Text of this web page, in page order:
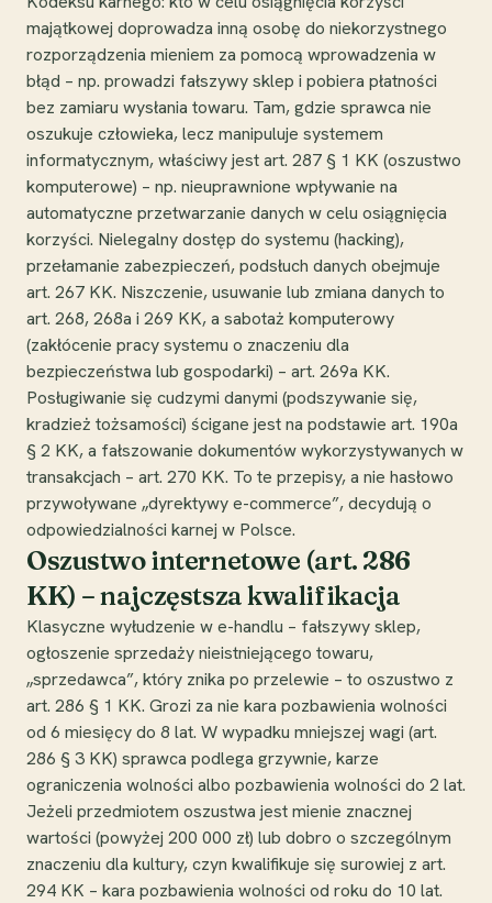
majątkowej doprowadza inną osobę do niekorzystnego
rozporządzenia mieniem za pomocą wprowadzenia w
błąd – np. prowadzi fałszywy sklep i pobiera płatności
bez zamiaru wysłania towaru. Tam, gdzie sprawca nie
oszukuje człowieka, lecz manipuluje systemem
informatycznym, właściwy jest art. 287 § 1 KK (oszustwo
komputerowe) – np. nieuprawnione wpływanie na
automatyczne przetwarzanie danych w celu osiągnięcia
korzyści. Nielegalny dostęp do systemu (hacking),
przełamanie zabezpieczeń, podsłuch danych obejmuje
art. 267 KK. Niszczenie, usuwanie lub zmiana danych to
art. 268, 268a i 269 KK, a sabotaż komputerowy
(zakłócenie pracy systemu o znaczeniu dla
bezpieczeństwa lub gospodarki) – art. 269a KK.
Posługiwanie się cudzymi danymi (podszywanie się,
kradzież tożsamości) ścigane jest na podstawie art. 190a
§ 2 KK, a fałszowanie dokumentów wykorzystywanych w
transakcjach – art. 270 KK. To te przepisy, a nie hasłowo
przywoływane „dyrektywy e-commerce”, decydują o
odpowiedzialności karnej w Polsce.
Oszustwo internetowe (art. 286
KK) – najczęstsza kwalifikacja
Klasyczne wyłudzenie w e-handlu – fałszywy sklep,
ogłoszenie sprzedaży nieistniejącego towaru,
„sprzedawca”, który znika po przelewie – to oszustwo z
art. 286 § 1 KK. Grozi za nie kara pozbawienia wolności
od 6 miesięcy do 8 lat. W wypadku mniejszej wagi (art.
286 § 3 KK) sprawca podlega grzywnie, karze
ograniczenia wolności albo pozbawienia wolności do 2 lat.
Jeżeli przedmiotem oszustwa jest mienie znacznej
wartości (powyżej 200 000 zł) lub dobro o szczególnym
znaczeniu dla kultury, czyn kwalifikuje się surowiej z art.
294 KK – kara pozbawienia wolności od roku do 10 lat.